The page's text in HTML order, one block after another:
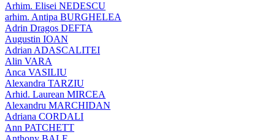
Arhim. Elisei NEDESCU
arhim. Antipa BURGHELEA
Adrin Dragos DEFTA
Augustin IOAN
Adrian ADASCALITEI
Alin VARA
Anca VASILIU
Alexandra TARZIU
Arhid. Laurean MIRCEA
Alexandru MARCHIDAN
Adriana CORDALI
Ann PATCHETT